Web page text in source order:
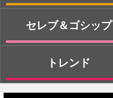
セレブ＆ゴシップ
トレンド